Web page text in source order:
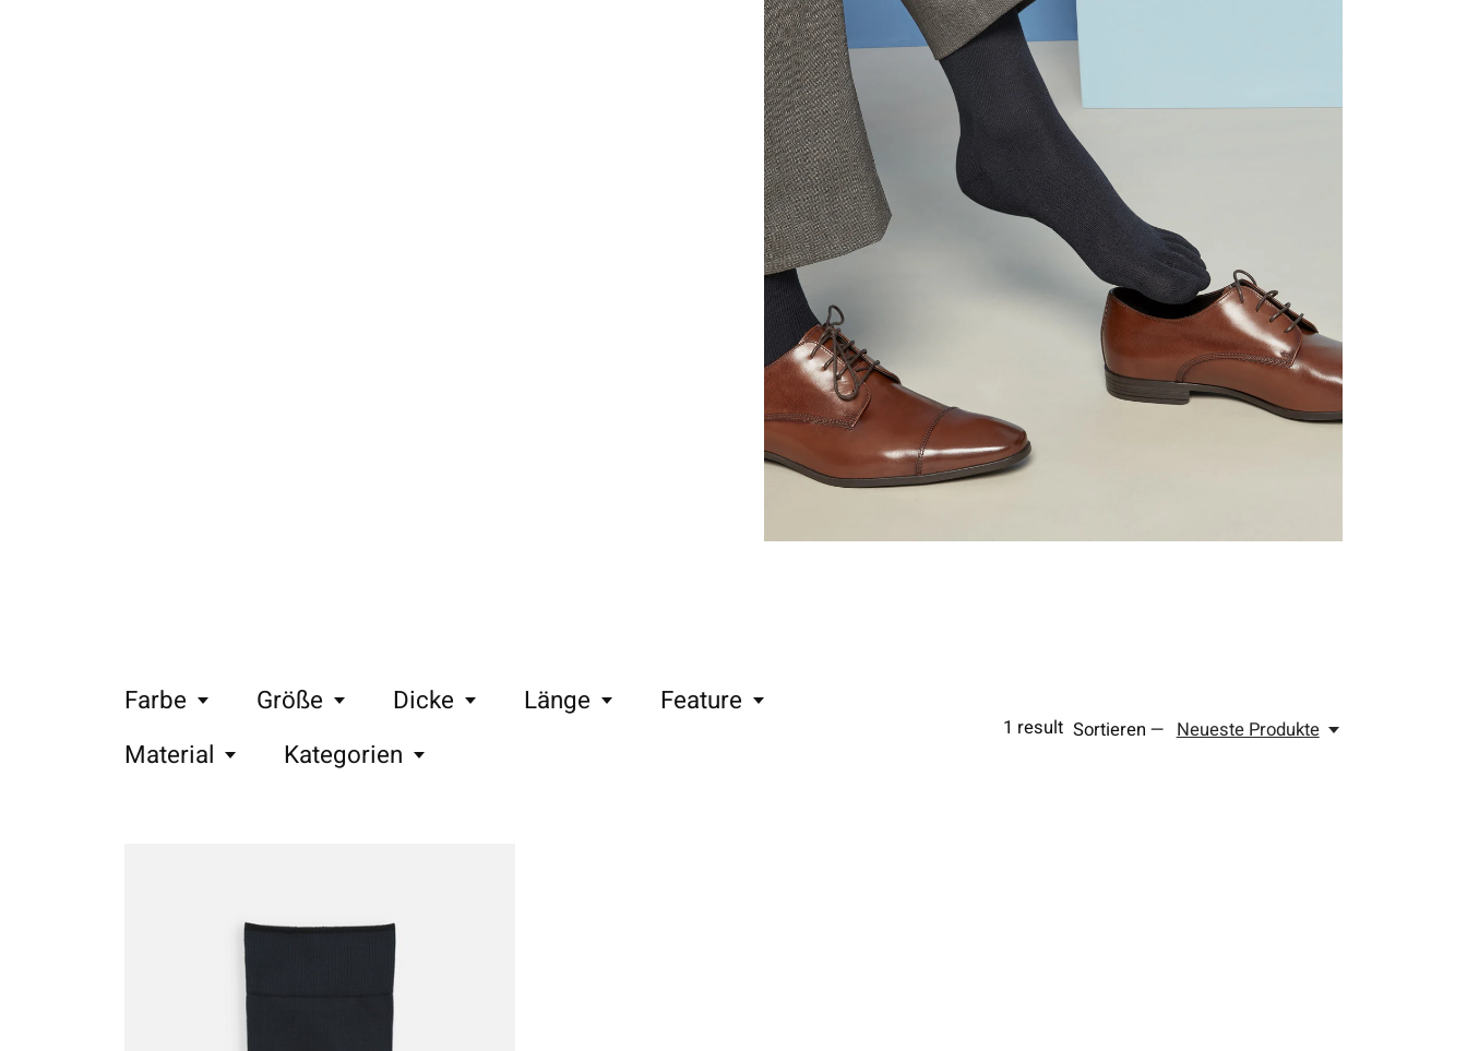
Farbe Größe Dicke Länge
Feature
Material
Kategorien
1 result Sortieren — Neueste Produkte